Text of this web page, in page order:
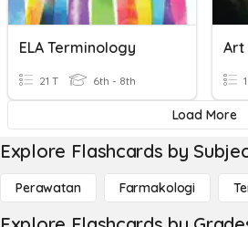
ELA Terminology
21 T 6th - 8th
Art
Load More
Explore Flashcards by
Perawatan Farmakologi